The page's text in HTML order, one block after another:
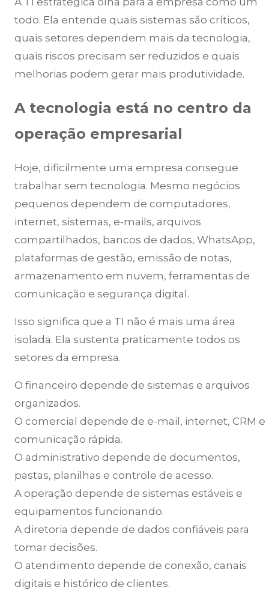
todo. Ela entende quais sistemas são críticos,
quais setores dependem mais da tecnologia,
quais riscos precisam ser reduzidos e quais
melhorias podem gerar mais produtividade.
A tecnologia está no centro da
operação empresarial
Hoje, dificilmente uma empresa consegue
trabalhar sem tecnologia. Mesmo negócios
pequenos dependem de computadores,
internet, sistemas, e-mails, arquivos
compartilhados, bancos de dados, WhatsApp,
plataformas de gestão, emissão de notas,
armazenamento em nuvem, ferramentas de
comunicação e segurança digital.
Isso significa que a TI não é mais uma área
isolada. Ela sustenta praticamente todos os
setores da empresa.
O financeiro depende de sistemas e arquivos
organizados.
O comercial depende de e-mail, internet, CRM e
comunicação rápida.
O administrativo depende de documentos,
pastas, planilhas e controle de acesso.
A operação depende de sistemas estáveis e
equipamentos funcionando.
A diretoria depende de dados confiáveis para
tomar decisões.
O atendimento depende de conexão, canais
digitais e histórico de clientes.